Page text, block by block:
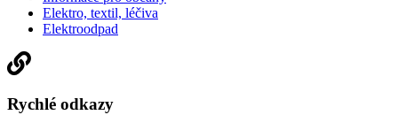
Elektro, textil, léčiva
Elektroodpad
Rychlé odkazy